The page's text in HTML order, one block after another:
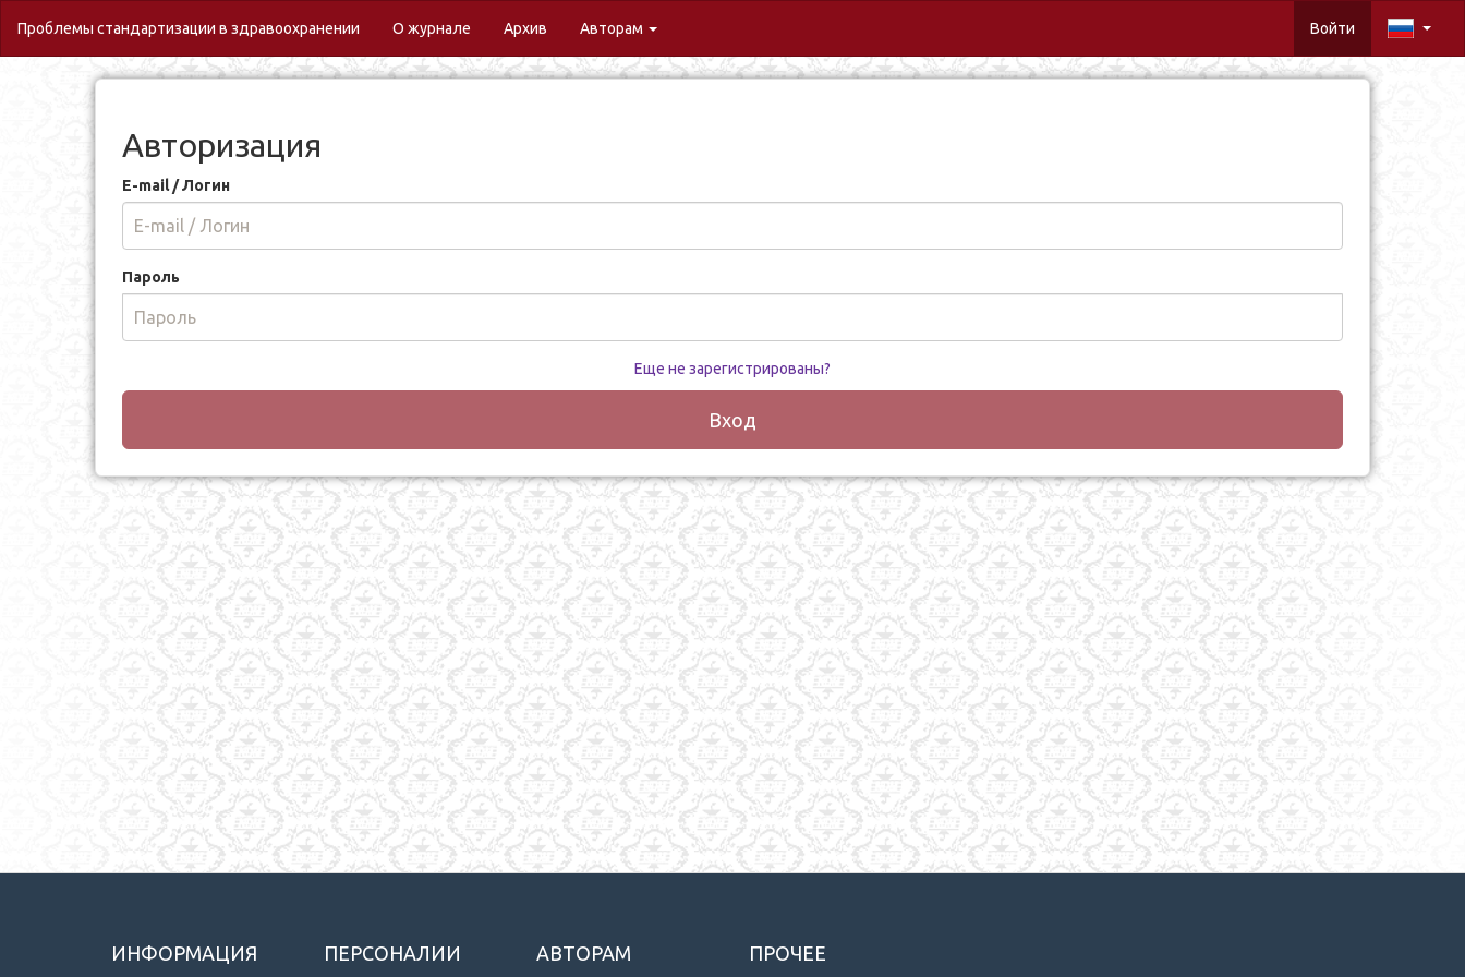
Проблемы стандартизации в здравоохранении О журнале (current)
Архив Авторам Войти
Авторизация
E-mail / Логин
Пароль
Еще не зарегистрированы?
Вход
ИНФОРМАЦИЯ ПЕРСОНАЛИИ АВТОРАМ ПРОЧЕЕ